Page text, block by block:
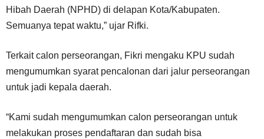
Hibah Daerah (NPHD) di delapan Kota/Kabupaten.
Semuanya tepat waktu,” ujar Rifki.
Terkait calon perseorangan, Fikri mengaku KPU sudah
mengumumkan syarat pencalonan dari jalur perseorangan
untuk jadi kepala daerah.
“Kami sudah mengumumkan calon perseorangan untuk
melakukan proses pendaftaran dan sudah bisa